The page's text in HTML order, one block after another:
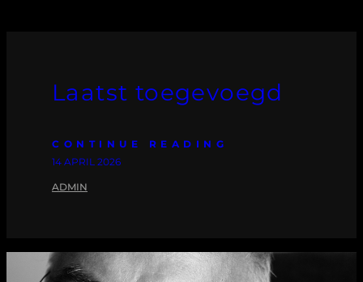
Laatst toegevoegd
CONTINUE READING
14 APRIL 2026
ADMIN